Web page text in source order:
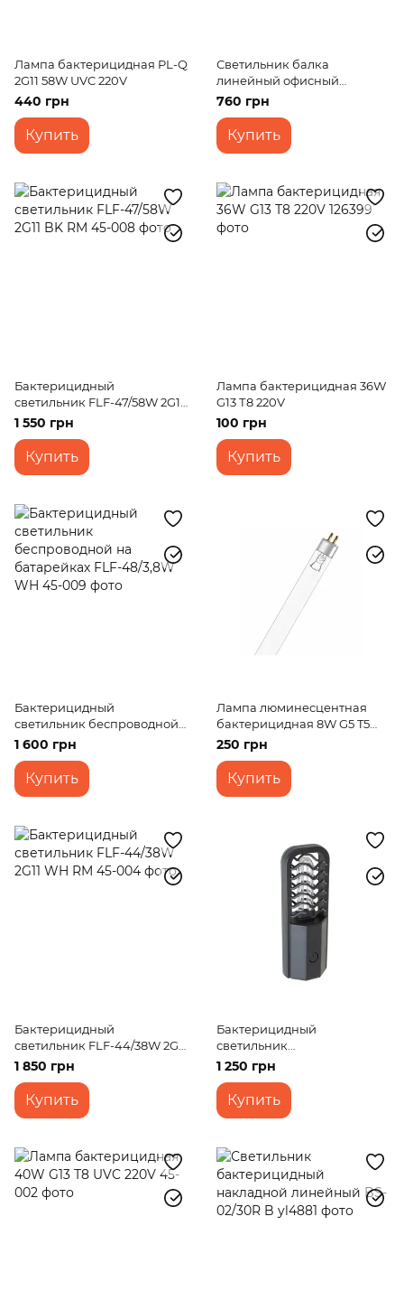
Лампа бактерицидная PL-Q
2G11 58W UVC 220V
440 грн
Купить
Светильник балка
линейный офисный
накладной FLF-09/6L/B
760 грн
Купить
Бактерицидный
светильник FLF-47/58W 2G11
BK RM
1 550 грн
Купить
Лампа бактерицидная 36W
G13 Т8 220V
100 грн
Купить
Бактерицидный
светильник беспроводной
на батарейках FLF-48/3,8W
1 600 грн
Купить
Лампа люминесцентная
бактерицидная 8W G5 T5
HNS 220V
250 грн
Купить
Бактерицидный
светильник FLF-44/38W 2G11
WH RM
1 850 грн
Купить
Бактерицидный
светильник
аккумуляторный FLF-
49/2,5W BK USB
1 250 грн
Купить